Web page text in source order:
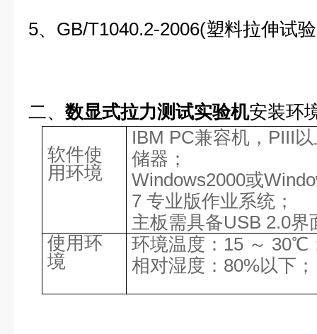
5、GB/T1040.2-2006(塑料拉伸试
二、 数显式拉力测试实验机安装环
软件使
用环境
IBM PC兼容机，PIII
储器；
Windows2000或
7 专业版作业系统；
主板需具备USB 2.0界
使用环
境
环境温度：15 ～ 30℃
相对湿度：80%以下；